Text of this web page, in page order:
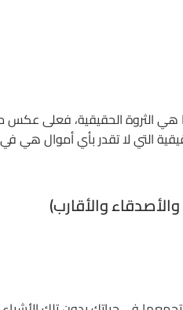
الثروة الحقيقية، فعلى عكس
التي لا تقدر بأي أموال هي في
والأقارب)